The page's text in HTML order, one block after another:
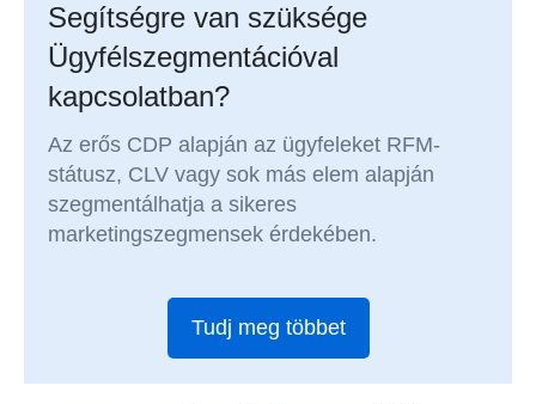
Segítségre van szüksége
Ügyfélszegmentációval
kapcsolatban?
Az erős CDP alapján az ügyfeleket RFM-
státusz, CLV vagy sok más elem alapján
szegmentálhatja a sikeres
marketingszegmensek érdekében.
Tudj meg többet